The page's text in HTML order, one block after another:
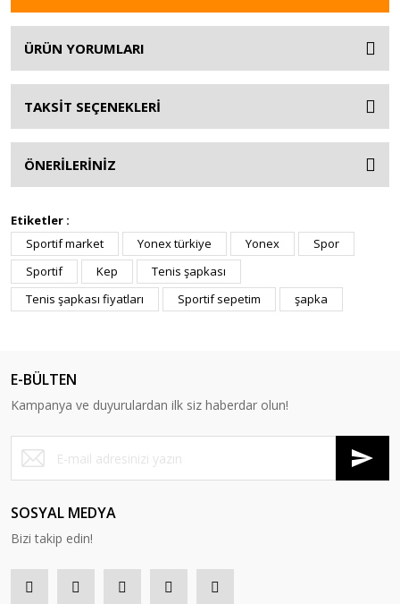
ÜRÜN YORUMLARI
TAKSİT SEÇENEKLERİ
ÖNERİLERİNİZ
Etiketler :
Sportif market
Yonex türkiye Yonex
Spor
Sportif
Kep
Tenis şapkası
Tenis şapkası fiyatları
Sportif sepetim şapka
E-BÜLTEN
Kampanya ve duyurulardan ilk siz haberdar olun!
SOSYAL MEDYA
Bizi takip edin!